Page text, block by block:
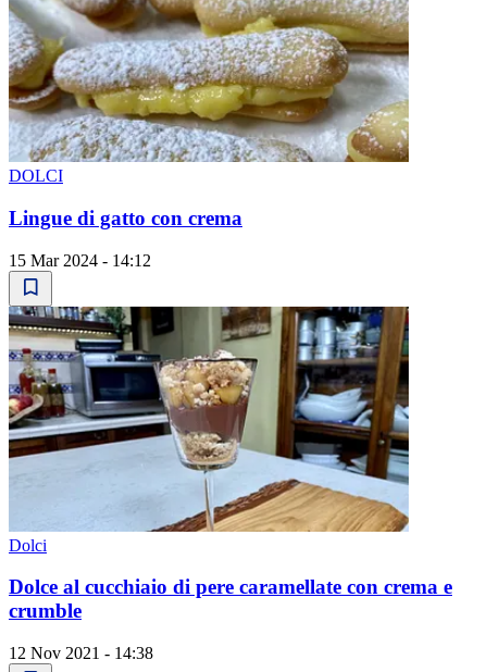
DOLCI
Lingue di gatto con crema
15 Mar 2024 - 14:12
Dolci
Dolce al cucchiaio di pere caramellate con crema e
crumble
12 Nov 2021 - 14:38